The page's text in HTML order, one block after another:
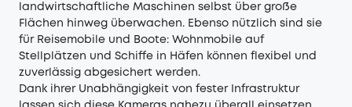
landwirtschaftliche Maschinen selbst über große
Flächen hinweg überwachen. Ebenso nützlich sind sie
für Reisemobile und Boote: Wohnmobile auf
Stellplätzen und Schiffe in Häfen können flexibel und
zuverlässig abgesichert werden.
Dank ihrer Unabhängigkeit von fester Infrastruktur